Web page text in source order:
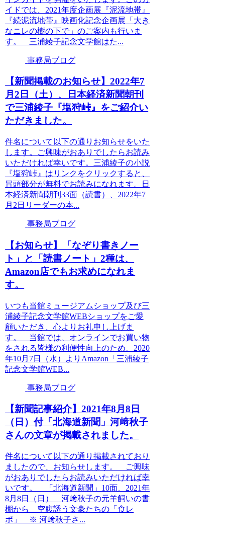
イドでは、2021年度企画展『泥流地帯』
『続泥流地帯』映画化記念企画展「大き
なニレの樹の下で」のご案内も行いま
す。 三浦綾子記念文学館はた...
事務局ブログ
【新聞掲載のお知らせ】2022年7
月2日（土）、日本経済新聞朝刊
で三浦綾子『塩狩峠』をご紹介い
ただきました。
件名について以下の通りお知らせをいた
します。ご興味がおありでしたらお読み
いただければ幸いです。三浦綾子の小説
『塩狩峠』はリンクをクリックすると、
冒頭部分が無料でお読みになれます。日
本経済新聞朝刊33面（読書）、2022年7
月2日リーダーの本...
事務局ブログ
【お知らせ】「なぞり書きノー
ト」と「読書ノート」2種は、
Amazon店でもお求めになれま
す。
いつも当館ミュージアムショップ及び三
浦綾子記念文学館WEBショップをご愛
顧いただき、心よりお礼申し上げま
す。 当館では、オンラインでお買い物
をされる皆様の利便性向上のため、2020
年10月7日（水）よりAmazon「三浦綾子
記念文学館WEB...
事務局ブログ
【新聞記事紹介】2021年8月8日
（日）付「北海道新聞」河﨑秋子
さんの文章が掲載されました。
件名について以下の通り掲載されており
ましたので、お知らせします。 ご興味
がおありでしたらお読みいただければ幸
いです。 「北海道新聞」10面、2021年
8月8日（日） 河﨑秋子の元羊飼いの書
棚から 空腹誘う文豪たちの「食レ
ポ」 ※ 河﨑秋子さ...